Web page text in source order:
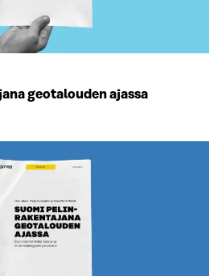
geotalouden ajassa